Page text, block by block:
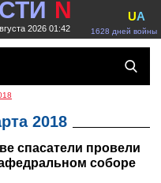
N
2026 01:42 1628 дней войны
UA
2018
спасатели провели
соборе